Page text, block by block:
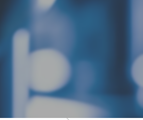
部品